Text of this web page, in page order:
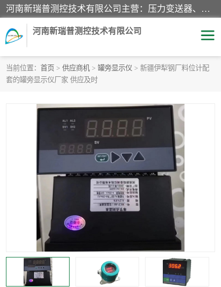
河南新瑞普测控技术有限公司主营：压力变送器、液位变送器、差压变送器、雷达料位计、电容物位计、温度显示控制仪表、电量变送器、流量计、工业自动化系统成套设备。
河南新瑞普测控技术有限公司
当前位置： 首页 > 供应商机 > 罐旁显示仪 > 新疆伊犁钢厂料位计配
套的罐旁显示仪厂家 供应及时
霍尼韦尔压力变送器
1151/3351产品分类 精巧型压力变送器
雷达料位计
标准型工业压力变送器 罐旁显示仪
差压变送器 温度传感器变送器
压力变送器 电容物位计
温度显示控制仪表
流量计 工业自动化系统成套设备